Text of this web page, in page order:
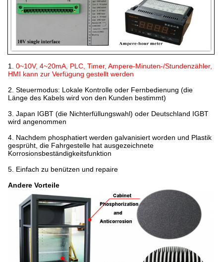
1. 0~10V, 4~20mA, PLC, Timer, Ampere-Minuten-/Stundenzähler,
HMI kann zur Verfügung gestellt werden
2. Steuermodus: Lokale Kontrolle oder Fernbedienung (die
Länge des Kabels wird von den Kunden bestimmt)
3. Japan IGBT (die Nichterfüllungswahl) oder Deutschland IGBT
wird angenommen
4. Nachdem phosphatiert werden galvanisiert worden und Plastik
gesprüht, die Fahrgestelle hat ausgezeichnete
Korrosionsbeständigkeitsfunktion
5. Einfach zu benützen und repaire
Andere Vorteile